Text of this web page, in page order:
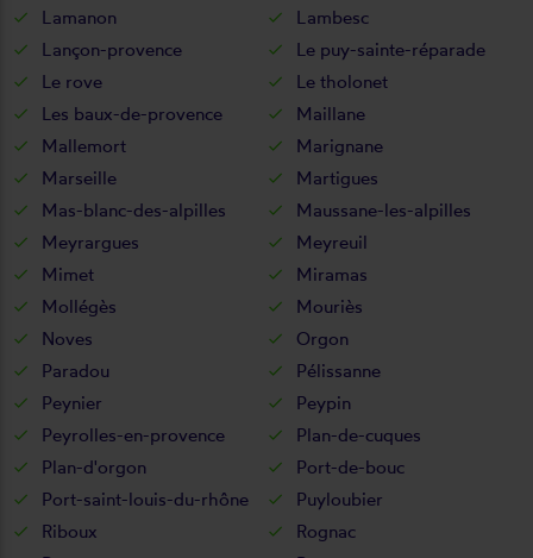
Lamanon
Lambesc
Lançon-provence
Le puy-sainte-réparade
Le rove
Le tholonet
Les baux-de-provence
Maillane
Mallemort
Marignane
Marseille
Martigues
Mas-blanc-des-alpilles
Maussane-les-alpilles
Meyrargues
Meyreuil
Mimet
Miramas
Mollégès
Mouriès
Noves
Orgon
Paradou
Pélissanne
Peynier
Peypin
Peyrolles-en-provence
Plan-de-cuques
Plan-d'orgon
Port-de-bouc
Port-saint-louis-du-rhône
Puyloubier
Riboux
Rognac